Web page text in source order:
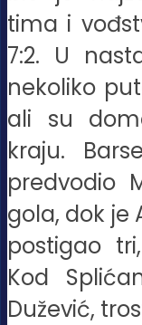
tima i
7:2. U
nekoliko
ali su
kraju.
predvodio
gola, dok je
postigao
Kod
Dužević,